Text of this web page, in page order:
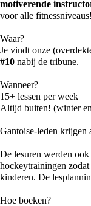
motiverende
voor alle fitnessniveaus!
Waar?
Je vindt onze
#10 nabij de tribune.
Wanneer?
15+ lessen per week
Altijd buiten! (winter
Gantoise-leden krijgen
De lesuren werden
hockeytrainingen
kinderen. De
Hoe boeken?